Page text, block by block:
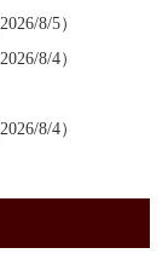
2026/8/5
2026/8/4
2026/8/4